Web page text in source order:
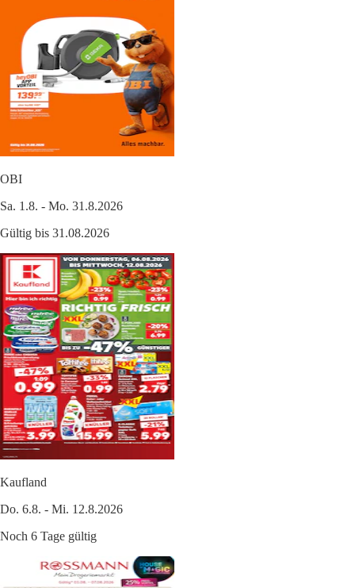
OBI
Sa. 1.8. - Mo. 31.8.2026
Gültig bis 31.08.2026
Kaufland
Do. 6.8. - Mi. 12.8.2026
Noch 6 Tage gültig